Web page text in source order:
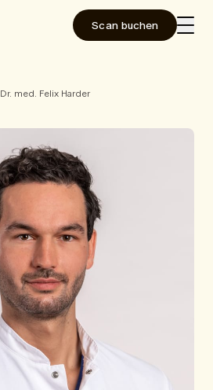
Scan buchen
Dr. med. Felix Harder